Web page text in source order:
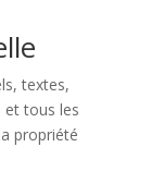
textes,
et tous les
propriété